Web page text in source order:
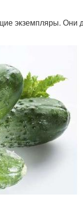
экземпляры. Они